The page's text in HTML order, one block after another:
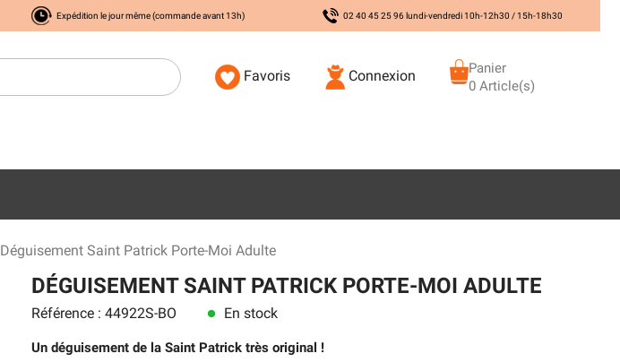
Expédition le jour même (commande avant 13h) 02 40 45 25 96 lundi-vendredi 10h-12h30 / 15h-18h30
Favoris Connexion
Panier
0 Article(s)
Déguisement Saint Patrick Porte-Moi Adulte
DÉGUISEMENT SAINT PATRICK PORTE-MOI ADULTE
Référence : 44922S-BO lens En stock
Un déguisement de la Saint Patrick très original !